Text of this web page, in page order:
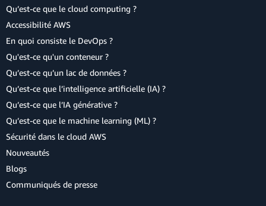
Qu’est-ce que le cloud computing ?
Accessibilité AWS
En quoi consiste le DevOps ?
Qu'est-ce qu'un conteneur ?
Qu’est-ce qu’un lac de données ?
Qu’est-ce que l’intelligence artificielle (IA) ?
Qu’est-ce que l’IA générative ?
Qu’est-ce que le machine learning (ML) ?
Sécurité dans le cloud AWS
Nouveautés
Blogs
Communiqués de presse